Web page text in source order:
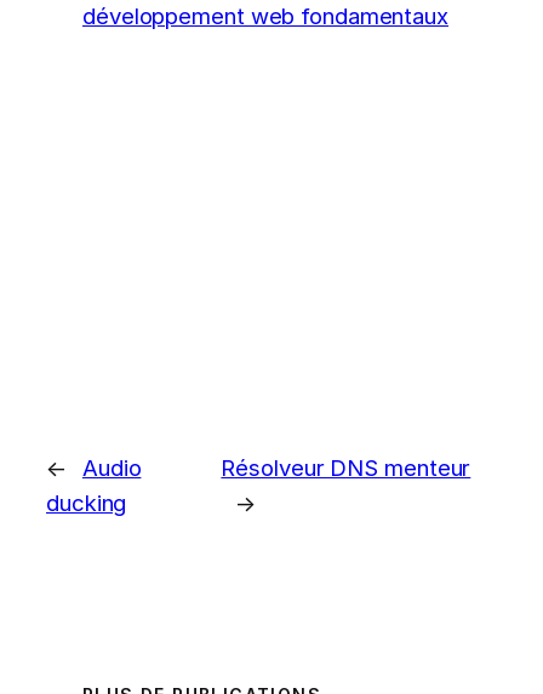
développement web fondamentaux
←
Audio
ducking
Résolveur DNS menteur
→